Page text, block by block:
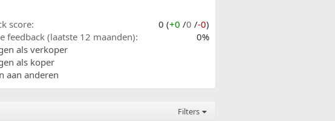
score 0 (+0 /0 /-0)
feedback (laatste 12 maanden)
0%
als verkoper
als koper
aan anderen
Filters